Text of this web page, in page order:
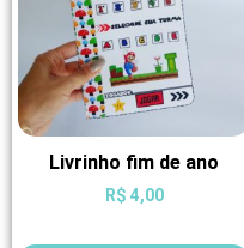
Livrinho fim de ano
R$ 4,00